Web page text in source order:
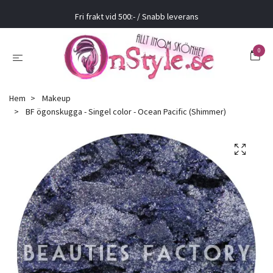
Fri frakt vid 500:- / Snabb leverans
0
Hem
Makeup
BF ögonskugga - Singel color - Ocean Pacific (Shimmer)